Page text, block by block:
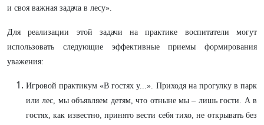
и своя важная задача в лесу».
Для реализации этой задачи на практике воспитатели могут
использовать следующие эффективные приемы формирования
уважения:
Игровой практикум «В гостях у...». Приходя на прогулку в парк
или лес, мы объявляем детям, что отныне мы – лишь гости. А в
гостях, как известно, принято вести себя тихо, не открывать без